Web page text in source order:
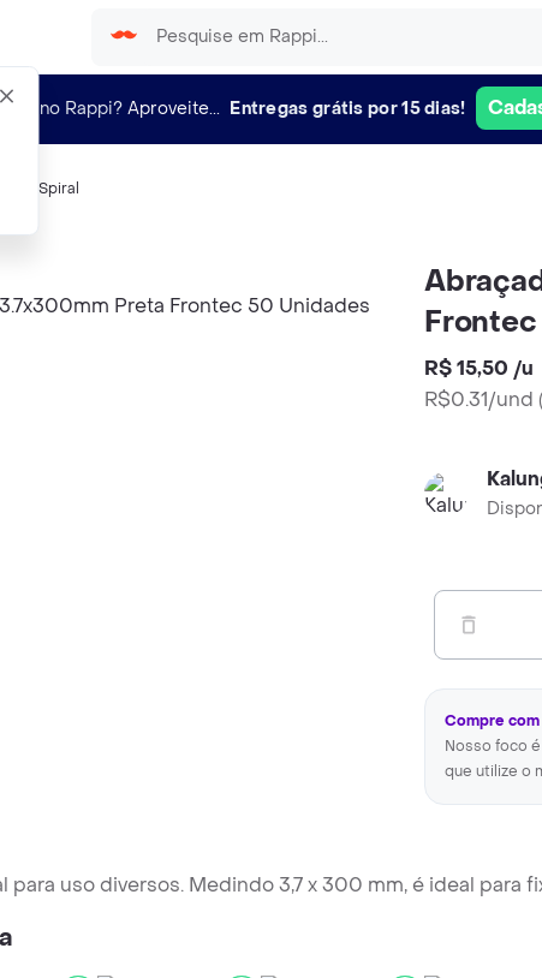
Novo no Rappi? Aproveite... Entregas grátis por 15 dias!
Spiral
R$ 15,50 /u
R$0.31/und
Compre
Nosso foco
que utilize o
uso diversos. Medindo 3,7 x 300 mm, é ideal para